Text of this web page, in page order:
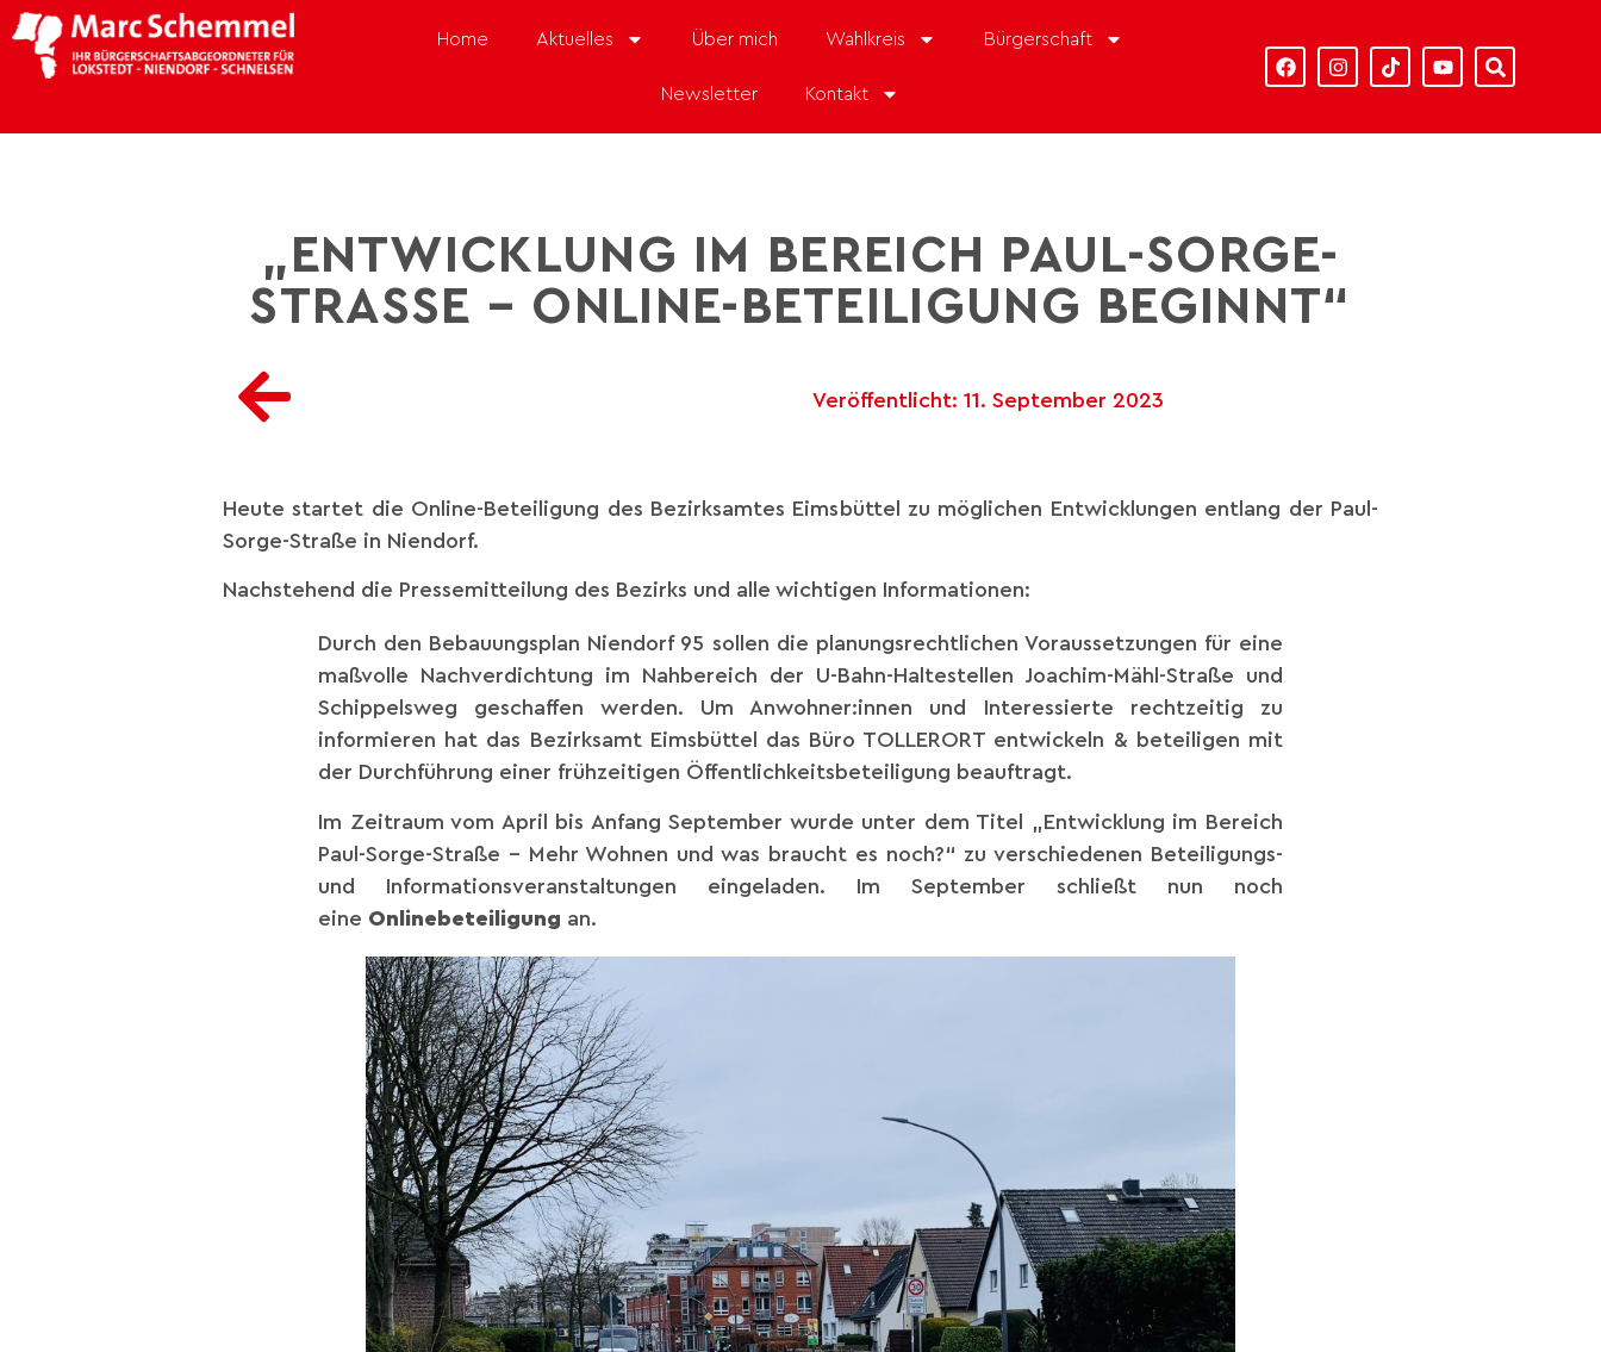
Home Aktuelles Über mich Wahlkreis Bürgerschaft
Newsletter Kontakt
„ENTWICKLUNG IM BEREICH PAUL-SORGE-
STRASSE – ONLINE-BETEILIGUNG BEGINNT“
Veröffentlicht: 11. September 2023
Heute startet die Online-Beteiligung des Bezirksamtes Eimsbüttel zu möglichen Entwicklungen entlang der Paul-
Sorge-Straße in Niendorf.
Nachstehend die Pressemitteilung des Bezirks und alle wichtigen Informationen:
Durch den Bebauungsplan Niendorf 95 sollen die planungsrechtlichen Voraussetzungen für eine
maßvolle Nachverdichtung im Nahbereich der U-Bahn-Haltestellen Joachim-Mähl-Straße und
Schippelsweg geschaffen werden. Um Anwohner:innen und Interessierte rechtzeitig zu
informieren hat das Bezirksamt Eimsbüttel das Büro TOLLERORT entwickeln & beteiligen mit
der Durchführung einer frühzeitigen Öffentlichkeitsbeteiligung beauftragt.
Im Zeitraum vom April bis Anfang September wurde unter dem Titel „Entwicklung im Bereich
Paul-Sorge-Straße – Mehr Wohnen und was braucht es noch?“ zu verschiedenen Beteiligungs-
und Informationsveranstaltungen eingeladen. Im September schließt nun noch
eine Onlinebeteiligung an.